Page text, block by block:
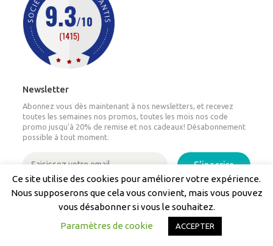
Newsletter
Abonnez vous dès maintenant à nos newsletters, et recevez
toutes les semaines nos promos, toutes les mois nos code
promo jusqu'à 20% de remise et nos cadeaux! Désabonnement
possible à tout moment.
S'inscrire
Nos transporteurs partenaires
Ce site utilise des cookies pour améliorer votre expérience.
Nous supposerons que cela vous convient, mais vous pouvez
vous désabonner si vous le souhaitez.
Paramètres de cookie
ACCEPTER